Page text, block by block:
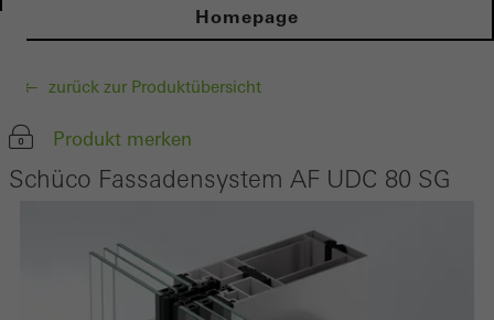
Homepage
zurück zur Produktübersicht
Produkt merken
Schüco Fassadensystem AF UDC 80 SG